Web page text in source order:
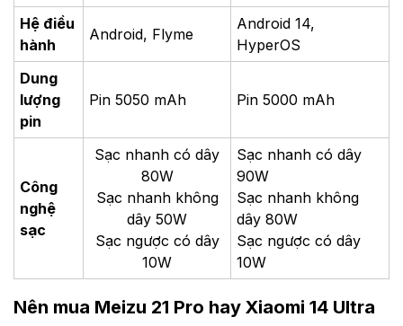
Hệ điều
hành
Android, Flyme
Android 14,
HyperOS
Dung
lượng
pin
Pin 5050 mAh Pin 5000 mAh
Công
nghệ
sạc
Sạc nhanh có dây
80W
Sạc nhanh không
dây 50W
Sạc ngược có dây
10W
Sạc nhanh có dây
90W
Sạc nhanh không
dây 80W
Sạc ngược có dây
10W
Nên mua Meizu 21 Pro hay Xiaomi 14 Ultra